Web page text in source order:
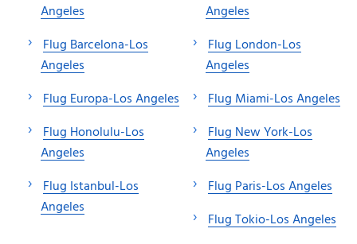
Angeles
Flug Barcelona-Los
Angeles
Flug Europa-Los Angeles
Flug Honolulu-Los
Angeles
Flug Istanbul-Los
Angeles
Angeles
Flug London-Los
Angeles
Flug Miami-Los Angeles
Flug New York-Los
Angeles
Flug Paris-Los Angeles
Flug Tokio-Los Angeles